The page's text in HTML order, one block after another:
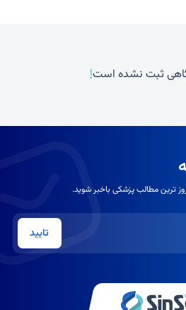
ثبت نشده است!
ترین مطالب پزشکی باخبر شوید.
تایید